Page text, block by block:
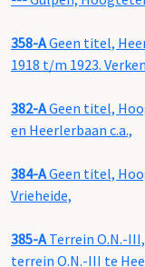
358-AGeen titel,
1918 t/m 1923.
382-AGeen titel,
en Heerlerbaan c.a.,
384-AGeen titel,
Vrieheide,
385-ATerrein O.N.-
terrein O.N.-III te